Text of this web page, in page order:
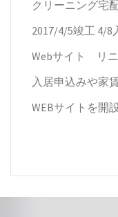
クリーニング宅
2017/4/5竣工 4/8
Webサイト リ
入居申込みや家
WEBサイトを開